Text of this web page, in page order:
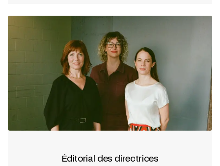
Éditorial des directrices